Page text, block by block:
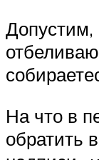
На что в
обратить